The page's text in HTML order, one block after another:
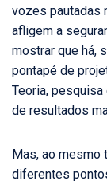
vozes pautadas
afligem a
mostrar que há,
pontapé de
Teoria, pesquisa
de resultados
Mas, ao
diferentes